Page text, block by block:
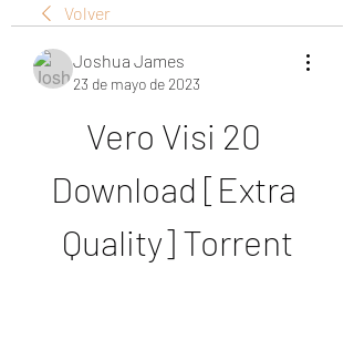
Volver
Joshua James
23 de mayo de 2023
Vero Visi 20
Download [Extra
Quality] Torrent